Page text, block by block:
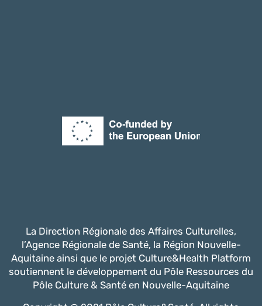
La Direction Régionale des Affaires Culturelles,
l’Agence Régionale de Santé, la Région Nouvelle-
Aquitaine ainsi que le projet Culture&Health Platform
soutiennent le développement du Pôle Ressources du
Pôle Culture & Santé en Nouvelle-Aquitaine